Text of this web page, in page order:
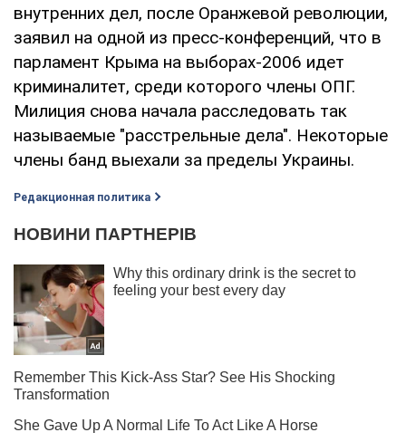
внутренних дел, после Оранжевой революции,
заявил на одной из пресс-конференций, что в
парламент Крыма на выборах-2006 идет
криминалитет, среди которого члены ОПГ.
Милиция снова начала расследовать так
называемые "расстрельные дела". Некоторые
члены банд выехали за пределы Украины.
Редакционная политика